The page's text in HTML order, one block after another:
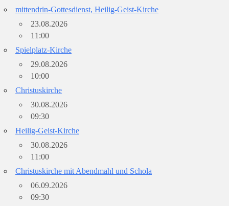
mittendrin-Gottesdienst, Heilig-Geist-Kirche
23.08.2026
11:00
Spielplatz-Kirche
29.08.2026
10:00
Christuskirche
30.08.2026
09:30
Heilig-Geist-Kirche
30.08.2026
11:00
Christuskirche mit Abendmahl und Schola
06.09.2026
09:30